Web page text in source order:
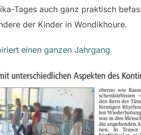
Tages auch ganz praktisch
der Kinder in Wondikhoure.
einen ganzen Jahrgang